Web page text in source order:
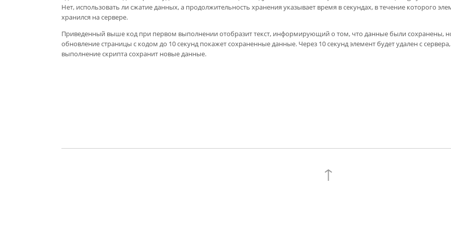
Нет, использовать ли сжатие данных, а продолжительность хранения указывает время в секундах, в течение которого
хранился на сервере.
Приведенный выше код при первом выполнении отобразит текст, информирующий о том, что данные были сохранены,
обновление страницы с кодом до 10 секунд покажет сохраненные данные. Через 10 секунд элемент будет удален с
выполнение скрипта сохранит новые данные.
↑